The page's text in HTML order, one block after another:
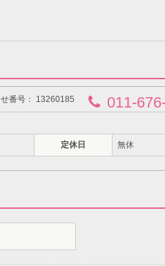
011-
番号： 13260185
定休日 無休